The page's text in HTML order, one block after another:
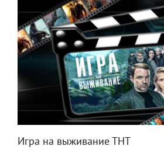
Игра на выживание ТНТ